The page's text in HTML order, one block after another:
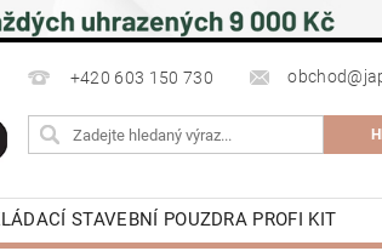
+420 603 150 730
STAVEBNÍ POUZDRA PROFI KIT